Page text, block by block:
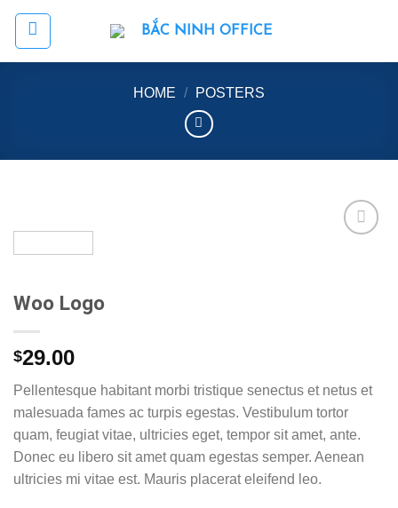
Skip
HOME / POSTERS
Woo Logo
$29.00
Pellentesque habitant morbi tristique senectus et netus et
malesuada fames ac turpis egestas. Vestibulum tortor
quam, feugiat vitae, ultricies eget, tempor sit amet, ante.
Donec eu libero sit amet quam egestas semper. Aenean
ultricies mi vitae est. Mauris placerat eleifend leo.